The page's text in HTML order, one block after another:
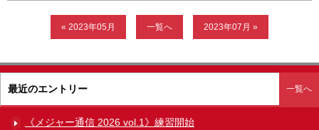
質問コーナー Ｑ＆Ａ
« 2023年05月 一覧へ 2023年07月 »
最近のエントリー 一覧へ
《メジャー通信 2026 vol.1》練習開始